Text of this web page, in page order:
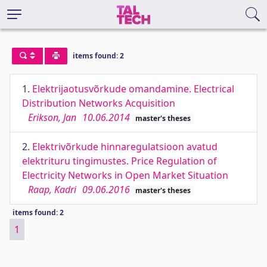
items found: 2
1. Elektrijaotusvõrkude omandamine. Electrical
Distribution Networks Acquisition
Erikson, Jan 10.06.2014 master's theses
2. Elektrivõrkude hinnaregulatsioon avatud
elektrituru tingimustes. Price Regulation of
Electricity Networks in Open Market Situation
Raap, Kadri 09.06.2016 master's theses
items found: 2
1